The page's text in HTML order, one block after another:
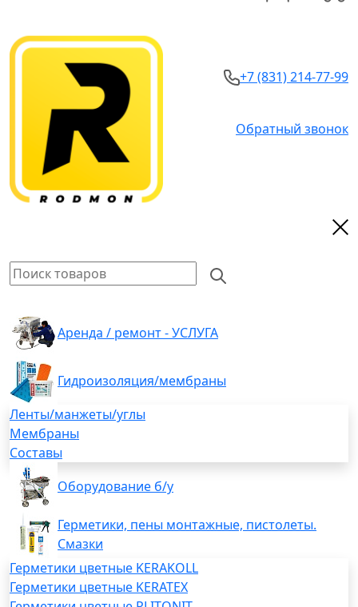
+7 (831) 214-77-99
Обратный звонок
Аренда / ремонт - УСЛУГА
Гидроизоляция/мембраны
Ленты/манжеты/углы
Мембраны
Составы
Оборудование б/у
Герметики, пены монтажные, пистолеты.
Смазки
Герметики цветные KERAKOLL
Герметики цветные KERATEX